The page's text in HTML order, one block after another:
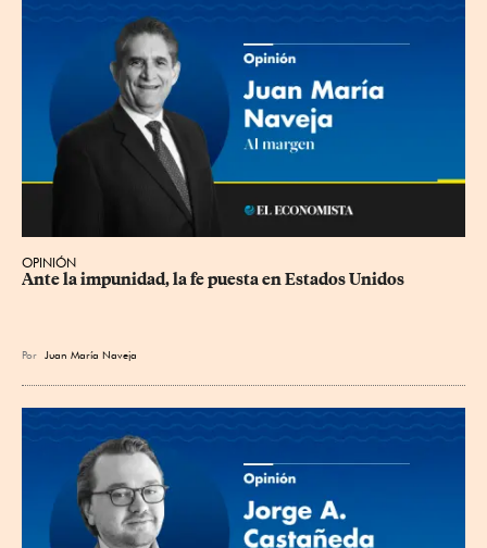
OPINIÓN
Ante la impunidad, la fe puesta en Estados Unidos
Por Juan María Naveja